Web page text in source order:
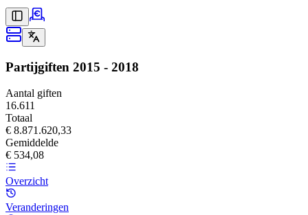
Partijgiften 2015 - 2018
Aantal giften
16.611
Totaal
€ 8.871.620,33
Gemiddelde
€ 534,08
Overzicht
Veranderingen